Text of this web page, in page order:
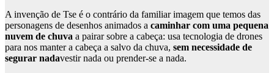
A invenção de Tse é o contrário da familiar imagem que temos das
personagens de desenhos animados a caminhar com uma pequena
nuvem de chuva a pairar sobre a cabeça: usa tecnologia de drones
para nos manter a cabeça a salvo da chuva, sem necessidade de
segurar nadavestir nada ou prender-se a nada.